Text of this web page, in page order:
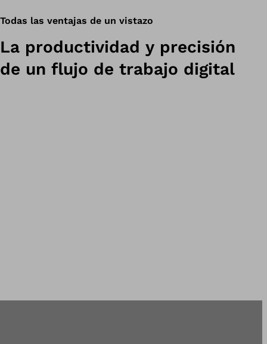
Todas las ventajas de un vistazo
La productividad y precisión
de un flujo de trabajo digital